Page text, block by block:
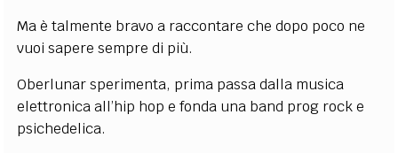
Ma è talmente bravo a raccontare che dopo poco ne
vuoi sapere sempre di più.
Oberlunar sperimenta, prima passa dalla musica
elettronica all’hip hop e fonda una band prog rock e
psichedelica.